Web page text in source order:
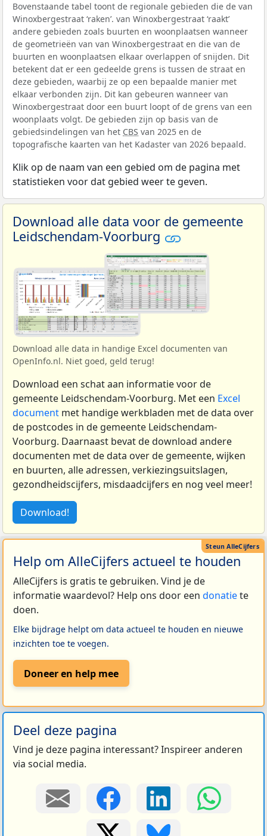
Bovenstaande tabel toont de regionale gebieden die de van
Winoxbergestraat ‘raken’. van Winoxbergestraat ‘raakt’
andere gebieden zoals buurten en woonplaatsen wanneer
de geometrieën van van Winoxbergestraat en die van de
buurten en woonplaatsen elkaar overlappen of snijden. Dit
betekent dat er een gedeelde grens is tussen de straat en
deze gebieden, waarbij ze op een bepaalde manier met
elkaar verbonden zijn. Dit kan gebeuren wanneer van
Winoxbergestraat door een buurt loopt of de grens van een
woonplaats volgt. De gebieden zijn op basis van de
gebiedsindelingen van het CBS van 2025 en de
topografische kaarten van het Kadaster van 2026 bepaald.
Klik op de naam van een gebied om de pagina met
statistieken voor dat gebied weer te geven.
Download alle data voor de gemeente
Leidschendam-Voorburg
Download alle data in handige Excel documenten van
OpenInfo.nl. Niet goed, geld terug!
Download een schat aan informatie voor de
gemeente Leidschendam-Voorburg. Met een Excel
document met handige werkbladen met de data over
de postcodes in de gemeente Leidschendam-
Voorburg. Daarnaast bevat de download andere
documenten met de data over de gemeente, wijken
en buurten, alle adressen, verkiezingsuitslagen,
gezondheidscijfers, misdaadcijfers en nog veel meer!
Download!
Help om AlleCijfers actueel te houden
AlleCijfers is gratis te gebruiken. Vind je de
informatie waardevol? Help ons door een donatiete
doen.
Elke bijdrage helpt om data actueel te houden en nieuwe
inzichten toe te voegen.
Doneer en help mee
Deel deze pagina
Vind je deze pagina interessant? Inspireer anderen
via social media.